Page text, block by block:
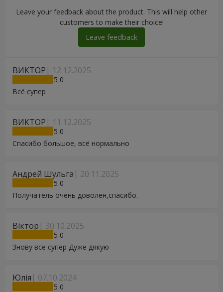
ВИКТОР 12.12.2025
5
Всё супер
ВИКТОР 11.12.2025
5
Спасибо большое, всё нормально
Андрей Шульга 20.11.2025
5
Получатель очень доволен,спасибо.
Віктор 30.10.2025
5
Знову все супер Дуже дякую
Юлія 07.10.2024
5
Leave your feedback about the product. This will help other
customers to make their choice!
Leave feedback